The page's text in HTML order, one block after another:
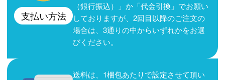
支払い方法
（銀行振込）」か「代金引換」でお願い
しておりますが、2回目以降のご注文の
場合は、3通りの中からいずれかをお選
びください。
送料は、1梱包あたりで設定させて頂い